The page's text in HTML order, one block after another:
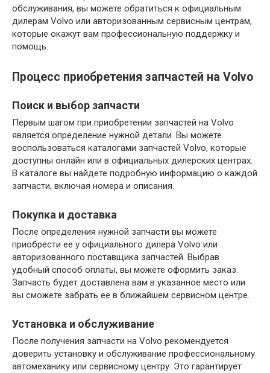
обслуживания, вы можете обратиться к официальным
дилерам Volvo или авторизованным сервисным центрам,
которые окажут вам профессиональную поддержку и
помощь.
Процесс приобретения запчастей на Volvo
Поиск и выбор запчасти
Первым шагом при приобретении запчастей на Volvo
является определение нужной детали. Вы можете
воспользоваться каталогами запчастей Volvo, которые
доступны онлайн или в официальных дилерских центрах.
В каталоге вы найдете подробную информацию о каждой
запчасти, включая номера и описания.
Покупка и доставка
После определения нужной запчасти вы можете
приобрести ее у официального дилера Volvo или
авторизованного поставщика запчастей. Выбрав
удобный способ оплаты, вы можете оформить заказ.
Запчасть будет доставлена вам в указанное место или
вы сможете забрать ее в ближайшем сервисном центре.
Установка и обслуживание
После получения запчасти на Volvo рекомендуется
доверить установку и обслуживание профессиональному
автомеханику или сервисному центру. Это гарантирует